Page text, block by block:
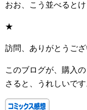
おお、こう並べると
★
訪問、ありがとうご
このブログが、購入
さると、うれしいで